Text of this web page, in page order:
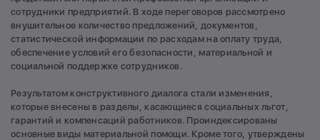
сотрудники предприятий. В ходе переговоров рассмотрено
внушительное количество предложений, документов,
статистической информации по расходам на оплату труда,
обеспечение условий его безопасности, материальной и
социальной поддержке сотрудников.
Результатом конструктивного диалога стали изменения,
которые внесены в разделы, касающиеся социальных льгот,
гарантий и компенсаций работников. Проиндексированы
основные виды материальной помощи. Кроме того, утверждены